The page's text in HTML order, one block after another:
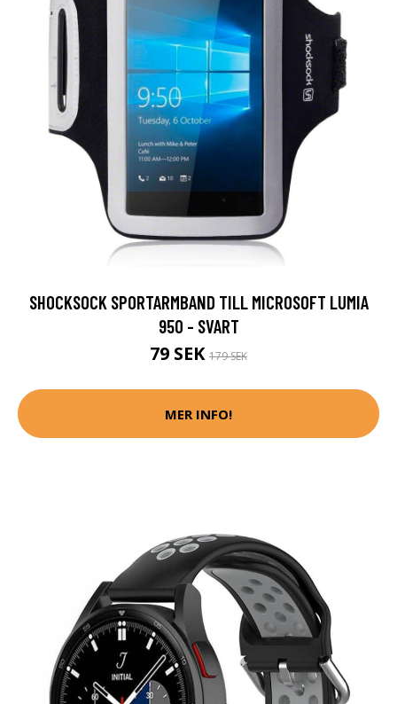
SHOCKSOCK SPORTARMBAND TILL MICROSOFT LUMIA
950 - SVART
79 SEK 179 SEK
MER INFO!